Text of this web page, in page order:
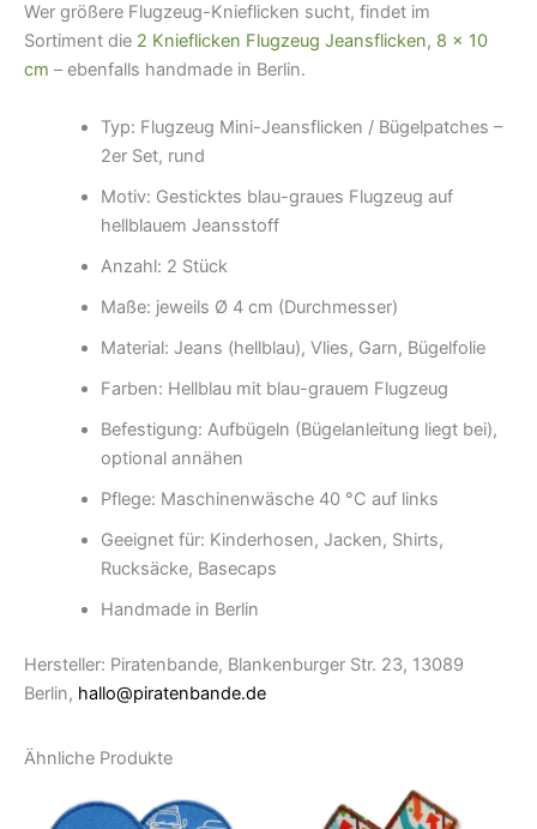
Wer größere Flugzeug-Knieflicken sucht, findet im
Sortiment die 2 Knieflicken Flugzeug Jeansflicken, 8 × 10
cm – ebenfalls handmade in Berlin.
Typ: Flugzeug Mini-Jeansflicken / Bügelpatches –
2er Set, rund
Motiv: Gesticktes blau-graues Flugzeug auf
hellblauem Jeansstoff
Anzahl: 2 Stück
Maße: jeweils Ø 4 cm (Durchmesser)
Material: Jeans (hellblau), Vlies, Garn, Bügelfolie
Farben: Hellblau mit blau-grauem Flugzeug
Befestigung: Aufbügeln (Bügelanleitung liegt bei),
optional annähen
Pflege: Maschinenwäsche 40 °C auf links
Geeignet für: Kinderhosen, Jacken, Shirts,
Rucksäcke, Basecaps
Handmade in Berlin
Hersteller: Piratenbande, Blankenburger Str. 23, 13089
Berlin, hallo@piratenbande.de
Ähnliche Produkte